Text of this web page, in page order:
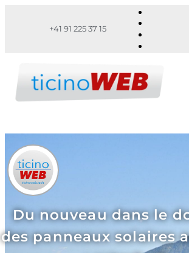
+41 91 225 37 15
Du nouveau dans le
des panneaux solaires